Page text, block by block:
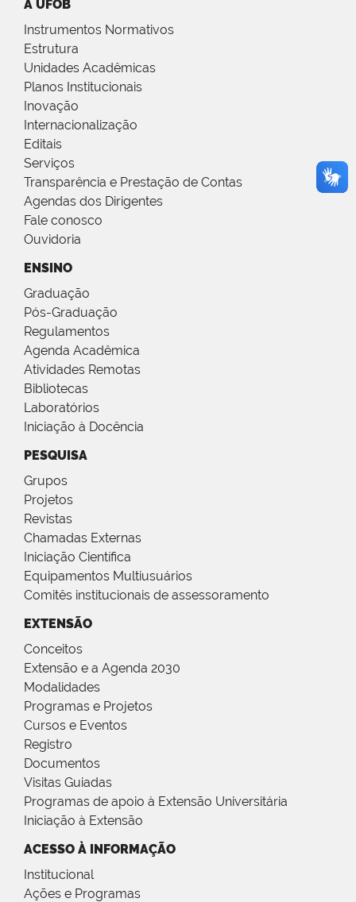
A UFOB
Instrumentos Normativos
Estrutura
Unidades Acadêmicas
Planos Institucionais
Inovação
Internacionalização
Editais
Serviços
Transparência e Prestação de Contas
Agendas dos Dirigentes
Fale conosco
Ouvidoria
ENSINO
Graduação
Pós-Graduação
Regulamentos
Agenda Acadêmica
Atividades Remotas
Bibliotecas
Laboratórios
Iniciação à Docência
PESQUISA
Grupos
Projetos
Revistas
Chamadas Externas
Iniciação Científica
Equipamentos Multiusuários
Comitês institucionais de assessoramento
EXTENSÃO
Conceitos
Extensão e a Agenda 2030
Modalidades
Programas e Projetos
Cursos e Eventos
Registro
Documentos
Visitas Guiadas
Programas de apoio à Extensão Universitária
Iniciação à Extensão
ACESSO À INFORMAÇÃO
Institucional
Ações e Programas